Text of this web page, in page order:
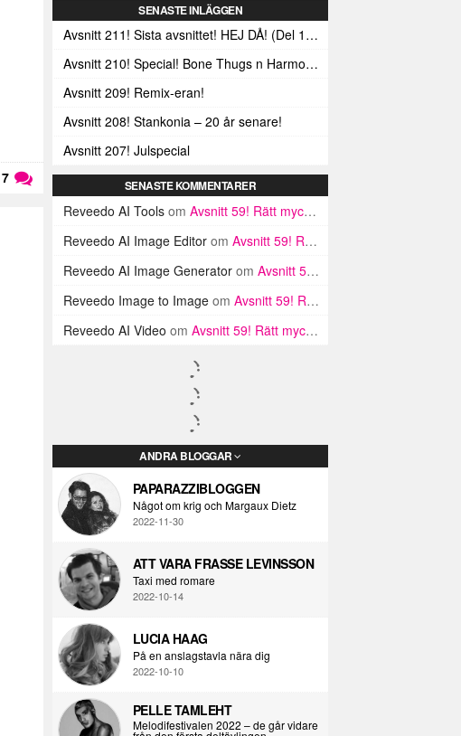
7
SENASTE INLÄGGEN
Avsnitt 211! Sista avsnittet! HEJ DÅ! (Del 1 och 2)
Avsnitt 210! Special! Bone Thugs n Harmonys album E.1999 Eternal
Avsnitt 209! Remix-eran!
Avsnitt 208! Stankonia – 20 år senare!
Avsnitt 207! Julspecial
SENASTE KOMMENTARER
Reveedo AI Tools om Avsnitt 59! Rätt mycket nytt faktiskt
Reveedo AI Image Editor om Avsnitt 59! Rätt mycket nytt faktiskt
Reveedo AI Image Generator om Avsnitt 59! Rätt mycket nytt faktiskt
Reveedo Image to Image om Avsnitt 59! Rätt mycket nytt faktiskt
Reveedo AI Video om Avsnitt 59! Rätt mycket nytt faktiskt
ANDRA BLOGGAR
PAPARAZZIBLOGGEN
Något om krig och Margaux Dietz
2022-11-30
ATT VARA FRASSE LEVINSSON
Taxi med romare
2022-10-14
LUCIA HAAG
På en anslagstavla nära dig
2022-10-10
PELLE TAMLEHT
Melodifestivalen 2022 – de går vidare